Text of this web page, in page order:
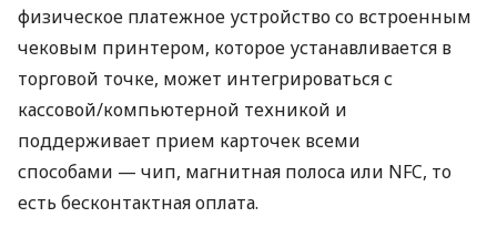
физическое платежное устройство со встроенным
чековым принтером, которое устанавливается в
торговой точке, может интегрироваться с
кассовой/компьютерной техникой и
поддерживает прием карточек всеми
способами — чип, магнитная полоса или NFC, то
есть бесконтактная оплата.